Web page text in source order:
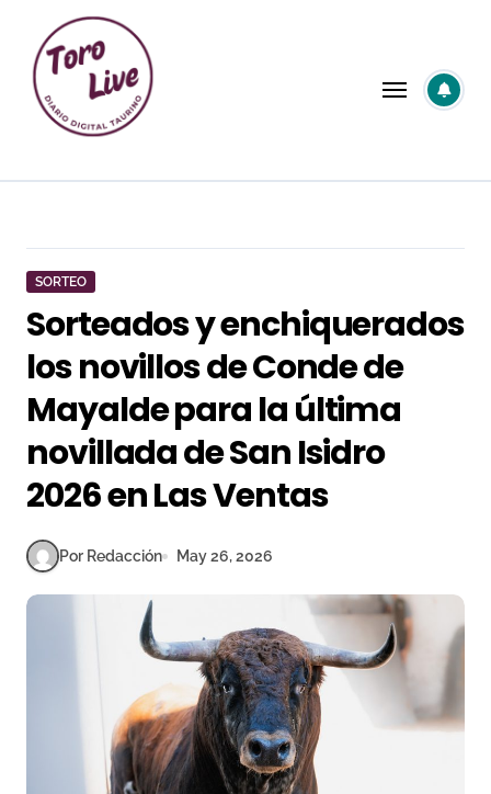
contenido
SORTEO
Sorteados y enchiquerados
los novillos de Conde de
Mayalde para la última
novillada de San Isidro
2026 en Las Ventas
Por Redacción May 26, 2026